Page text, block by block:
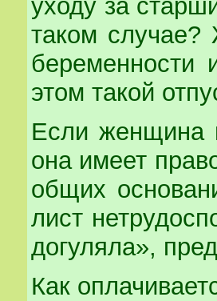
уходу за
таком
беременности
этом такой
Если женщина
она имеет
общих
лист
догуляла»,
Как